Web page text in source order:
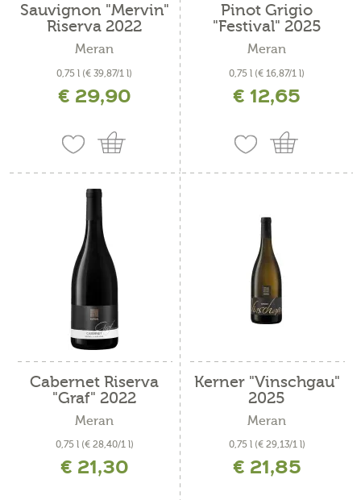
Sauvignon "Mervin"
Riserva 2022
Meran
0,75 l (€ 39,87/1 l)
inkl. MwSt. zzgl. Versandkosten
€ 29,90
Pinot Grigio
"Festival" 2025
Meran
0,75 l (€ 16,87/1 l)
inkl. MwSt. zzgl. Versandkosten
€ 12,65
Cabernet Riserva
"Graf" 2022
Meran
0,75 l (€ 28,40/1 l)
inkl. MwSt. zzgl. Versandkosten
€ 21,30
Kerner "Vinschgau"
2025
Meran
0,75 l (€ 29,13/1 l)
inkl. MwSt. zzgl. Versandkosten
€ 21,85